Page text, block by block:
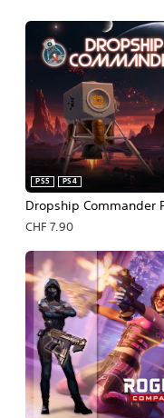
Dropship Commander
PS5 PS4
CHF 7.90